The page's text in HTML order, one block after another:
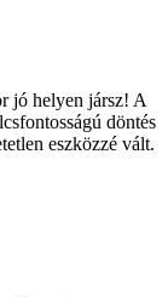
jó helyen jársz! A
döntés
eszközzé vált.